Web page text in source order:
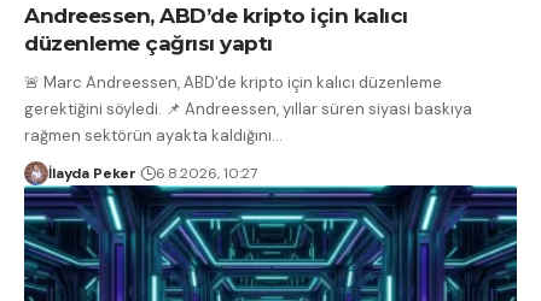
Andreessen, ABD’de kripto için kalıcı
düzenleme çağrısı yaptı
🚨 Marc Andreessen, ABD'de kripto için kalıcı düzenleme
gerektiğini söyledi. 📌 Andreessen, yıllar süren siyasi baskıya
rağmen sektörün ayakta kaldığını…
İlayda Peker 6.8.2026, 10:27